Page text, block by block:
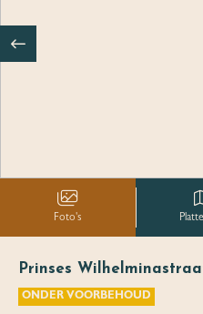
Foto's
Prinses
ONDER VOORBEHOUD